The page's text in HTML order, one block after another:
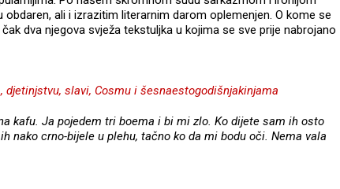
ali i izrazitim literarnim darom oplemenjen. O kome se
dva njegova svježa tekstuljka u kojima se sve prije nabrojano
djetinjstvu, slavi, Cosmu i šesnaestogodišnjakinjama
kafu. Ja pojedem tri boema i bi mi zlo. Ko dijete sam ih osto
nako crno-bijele u plehu, tačno ko da mi bodu oči. Nema vala